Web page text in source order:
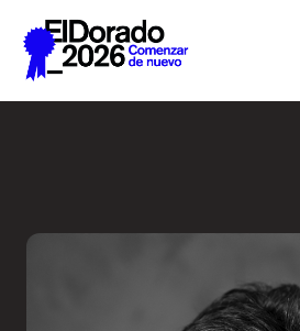
Saltar al contenido principal